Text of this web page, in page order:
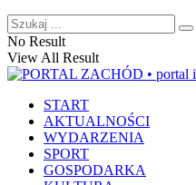
No Result
View All Result
START
AKTUALNOŚCI
WYDARZENIA
SPORT
GOSPODARKA